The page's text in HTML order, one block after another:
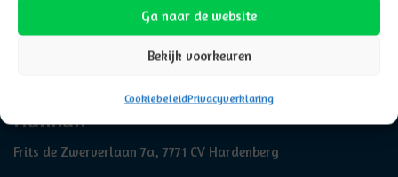
Ga naar de website
Bekijk voorkeuren
CookiebeleidPrivacyverklaring
Hannah
Frits de Zwerverlaan 7a, 7771 CV Hardenberg